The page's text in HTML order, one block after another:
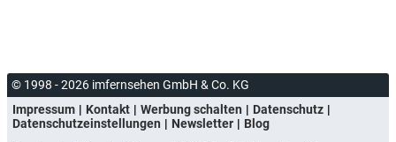
© 1998 - 2026 imfernsehen GmbH & Co. KG
Impressum
Kontakt Werbung schalten
Datenschutz
Datenschutzeinstellungen
Newsletter
Blog